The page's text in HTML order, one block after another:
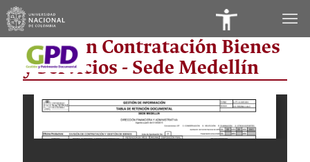
de
Accesibilidad
División Contratación Bienes
y Servicios - Sede Medellín